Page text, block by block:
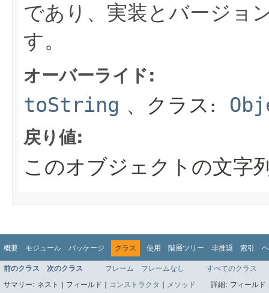
であり、実装とバージョ
す。
オーバーライド:
toString 、クラス:
戻り値:
このオブジェクトの文字
概要 モジュール パッケージ クラス 使用 階層ツリー 非推奨 索引
前のクラス 次のクラス フレーム フレームなし
すべてのクラス
サマリー: ネスト | フィールド | コンストラクタ | メソッド 詳細: フィール